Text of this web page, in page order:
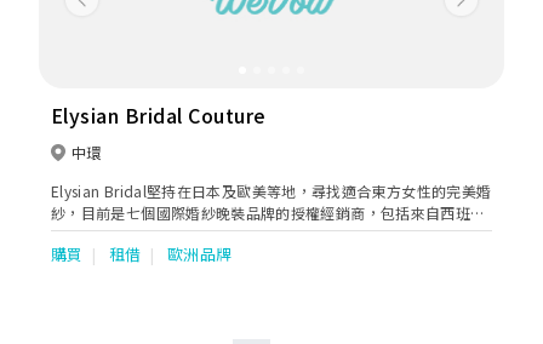
Previous Next
Elysian Bridal Couture
中環
Elysian Bridal堅持在日本及歐美等地，尋找適合東方女性的完美婚
紗，目前是七個國際婚紗晚裝品牌的授權經銷商，包括來自西班牙
的Two by Rosa Clara和Pronovias - St. Patrick, It’s my
party、日本的Canta Bella、美國紐約的Blush by Hayley Paige、
購買 租借 歐洲品牌